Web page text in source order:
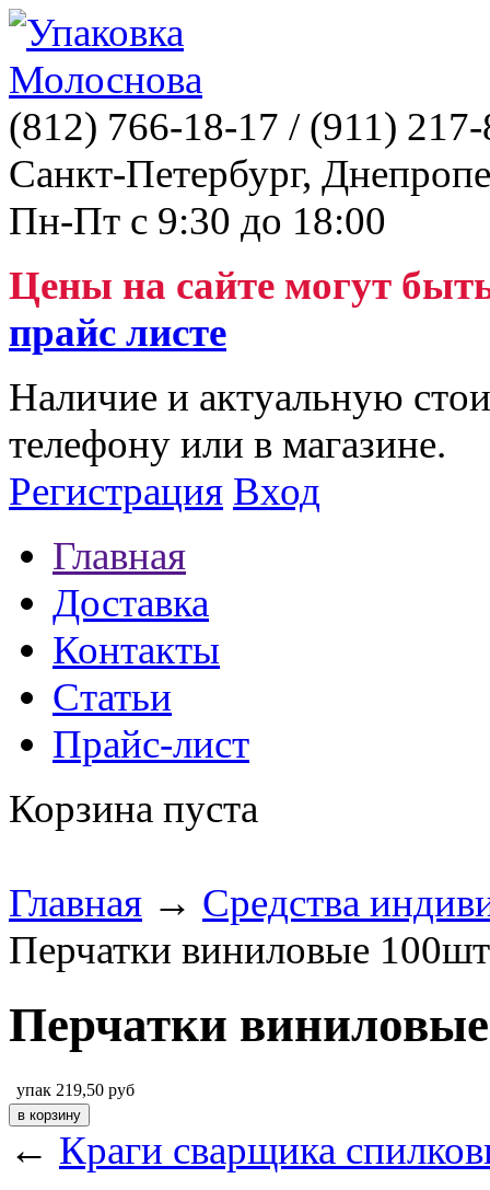
(812) 766-18-17 / (911)
Санкт-Петербург,
Пн-Пт с 9:30 до 18:00
Цены на сайте могут
прайс листе
Наличие и актуальную
телефону или в магазине.
Регистрация Вход
Главная
Доставка
Контакты
Статьи
Прайс-лист
Корзина пуста
Главная → Средства
Перчатки виниловые 100шт
Перчатки
упак 219,50 руб
← Краги сварщика